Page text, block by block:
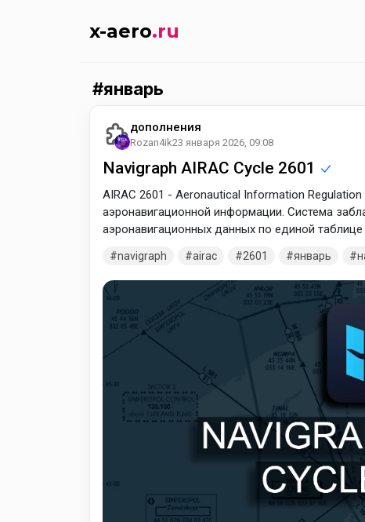
x-aero.ru
январь
дополнения
Rozan4ik23 января 2026, 09:08
Navigraph AIRAC Cycle 2601
AIRAC 2601 - Aeronautical Information
аэронавигационной информации. Система
аэронавигационных данных по единой
навигационных баз данных для FMC. В
информация обновляется каждые 28 дней –
navigraph airac 2601 январь